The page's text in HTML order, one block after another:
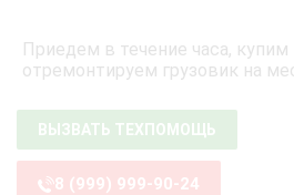
Приедем в течение часа, купим
отремонтируем грузовик на
ВЫЗВАТЬ ТЕХПОМОЩЬ
8 (999) 999-90-24